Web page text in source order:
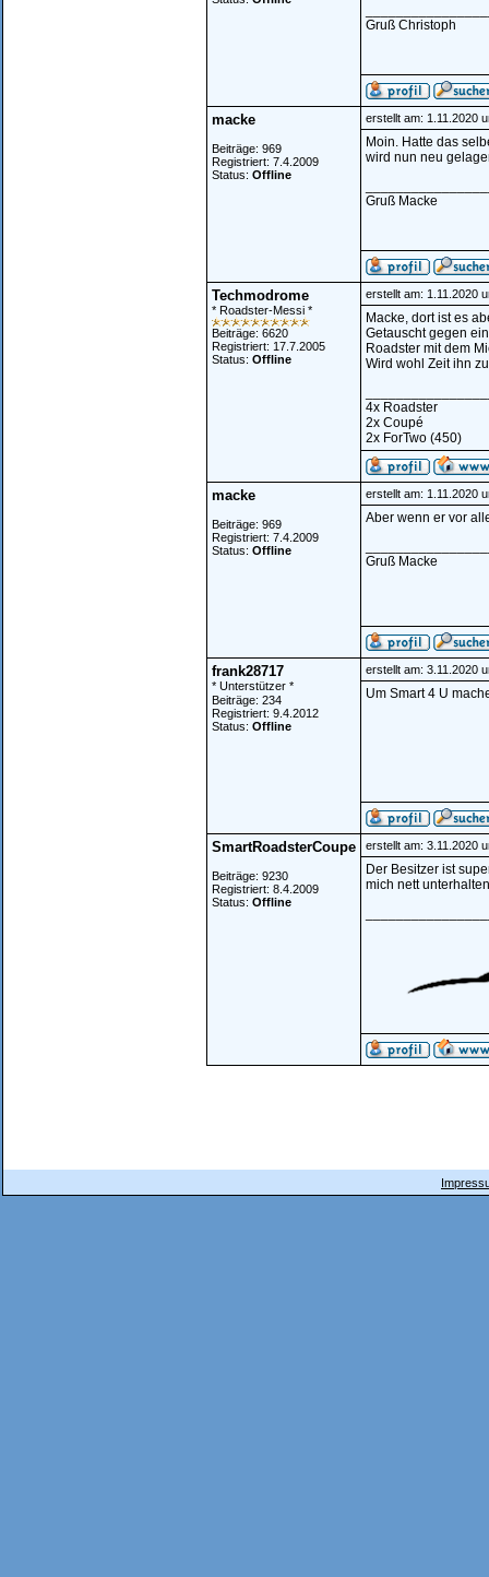
Gruß Christoph
macke
Beiträge: 969
Registriert: 7.4.2009
Status: Offline
erstellt am: 1.11.2020
Moin. Hatte das
wird nun neu
Gruß Macke
Techmodrome
* Roadster-Messi *
Beiträge: 6620
Registriert: 17.7.2005
Status: Offline
erstellt am: 1.11.2020
Macke, dort ist es
Getauscht gegen
Roadster mit dem
Wird wohl Zeit ihn
4x Roadster
2x Coupé
2x ForTwo (450)
macke
Beiträge: 969
Registriert: 7.4.2009
Status: Offline
erstellt am: 1.11.2020
Aber wenn er vor
Gruß Macke
frank28717
* Unterstützer *
Beiträge: 234
Registriert: 9.4.2012
Status: Offline
erstellt am: 3.11.2020
Um Smart 4 U
SmartRoadsterCoupe
Beiträge: 9230
Registriert: 8.4.2009
Status: Offline
erstellt am: 3.11.2020
Der Besitzer ist
mich nett